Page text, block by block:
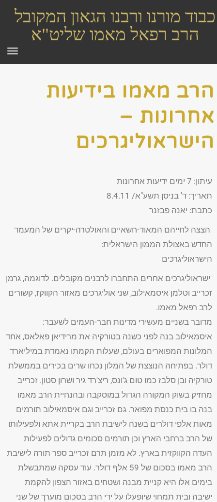
כבוד מורנו ורבנו הגאון המקובל
הרב רפאל מאמו שליט"א
הרב מאמו בידיעות
אחרונות –
הישראוליגרכים
עיתון: 7 ימים ידיעות אחרונות
תאריך: ד' בניסן תשע"א/ 8.4.11
כתבת: יאנה פבזנר
הצצה לחייהם המאוד-חשאיים והאולטרה-יקרים של המעמד
החדש באצולת הממון הישראלית:
הישראוליגרכים
ישראוליגרכים אחרים התחברו לרבנים מקובלים. לדוגמה, גרמן
זכרייב וטלמן איסמאילוב, שני אוליגרכים מאזור הקווקז, קשורים
לרב רפאל מאמו.
מדובר בשניים מעשירי מדינות חבר-העמים לשעבר:
איסמאילוב בנה לפני כשנה בטורקיה את מרידיאן פאלאס, אחד
המלונות המפוארים בעולם, שעלות הקמתו נאמדת במיליארד
דולר. בפתיחה הנוצצת של המלון נכחו שרים בכירים בממשלת
טורקיה ובן סלבז כמו טום ג'ונס, ריצ'רד גיר ושרון סטון. זכרייב
מחזיק בשוק המקורה הגדול במוסקבה ובהנחיית הרב מאמו
בנה בו בית כנסת מפואר. גם זכרייב וגם איסמאילוב תורמים
מאות אלפי דולרים בשנה לישיבת הרב בקריית אתא ולפעילותו
של הרב ברחבי הארץ וכן תורמים סכומים גדולים לפעילות
העדה הקווקזית בארץ. לא מזמן תרם זכרייב ספר תורה לישיבת
הרב מאמו בסכום של 59 אלף דולר. עוד עסקה שמתבשלת
בימים אלו היא קניית מבנה ושטחים באזור הצפון להקמת
ישיבה ובית תמחוי שיופעלו על ידי הרב בסכום מוערך של שני